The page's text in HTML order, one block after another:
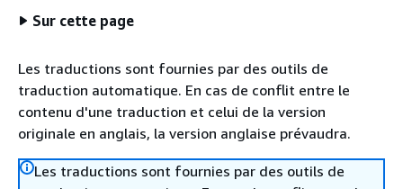
Sur cette page
Les traductions sont fournies par des outils de
traduction automatique. En cas de conflit entre le
contenu d'une traduction et celui de la version
originale en anglais, la version anglaise prévaudra.
Les traductions sont fournies par des outils de